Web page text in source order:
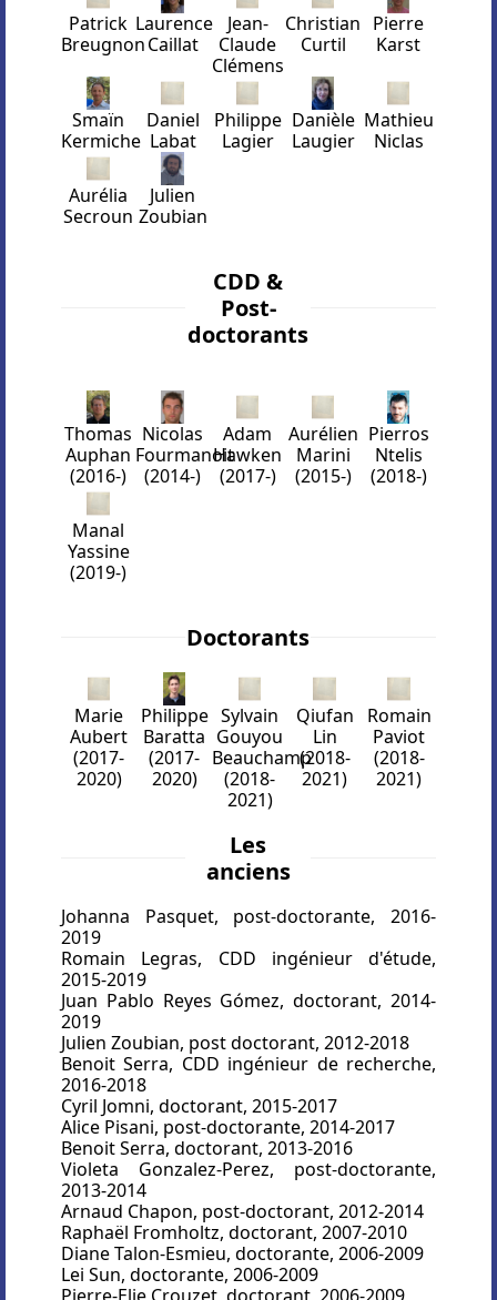
Patrick
Breugnon
Laurence
Caillat
Jean-
Claude
Clémens
Christian
Curtil
Pierre
Karst
Smaïn
Kermiche
Daniel
Labat
Philippe
Lagier
Danièle
Laugier
Mathieu
Niclas
Aurélia
Secroun
Julien
Zoubian
CDD &
Post-
doctorants
Thomas
Auphan
(2016-)
Nicolas
Fourmanoit
(2014-)
Adam
Hawken
(2017-)
Aurélien
Marini
(2015-)
Pierros
Ntelis
(2018-)
Manal
Yassine
(2019-)
Doctorants
Marie
Aubert
(2017-
2020)
Philippe
Baratta
(2017-
2020)
Sylvain
Gouyou
Beauchamp
(2018-
2021)
Qiufan
Lin
(2018-
2021)
Romain
Paviot
(2018-
2021)
Les
anciens
Johanna Pasquet, post-doctorante, 2016-
2019
Romain Legras, CDD ingénieur d'étude,
2015-2019
Juan Pablo Reyes Gómez, doctorant, 2014-
2019
Julien Zoubian, post doctorant, 2012-2018
Benoit Serra, CDD ingénieur de recherche,
2016-2018
Cyril Jomni, doctorant, 2015-2017
Alice Pisani, post-doctorante, 2014-2017
Benoit Serra, doctorant, 2013-2016
Violeta Gonzalez-Perez, post-doctorante,
2013-2014
Arnaud Chapon, post-doctorant, 2012-2014
Raphaël Fromholtz, doctorant, 2007-2010
Diane Talon-Esmieu, doctorante, 2006-2009
Lei Sun, doctorante, 2006-2009